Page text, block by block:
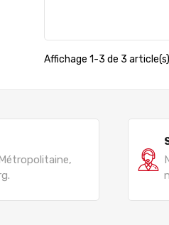
Affichage 1-3 de 3 article(s)